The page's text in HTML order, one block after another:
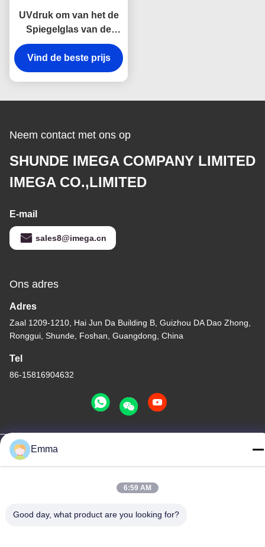
UVdruk om van het de
Spiegelglas van de
Make-upspiegel
Draaibare de
Lasergravure Met twee
Vind de beste prijs
Neem contact met ons op
SHUNDE IMEGA COMPANY LIMITED
IMEGA CO.,LIMITED
E-mail
sales8@imega.cn
Ons adres
Adres
Zaal 1209-1210, Hai Jun Da Building B, Guizhou DA Dao Zhong,
Ronggui, Shunde, Foshan, Guangdong, China
Tel
86-15816904632
China Goede kwaliteit Houder van de metaal de Zeer belangrijke
COMPANY LIMITED IMEGA CO.,LIMITED . Alle rechten
Emma
6:59 AM
Good day, what product are you looking for?